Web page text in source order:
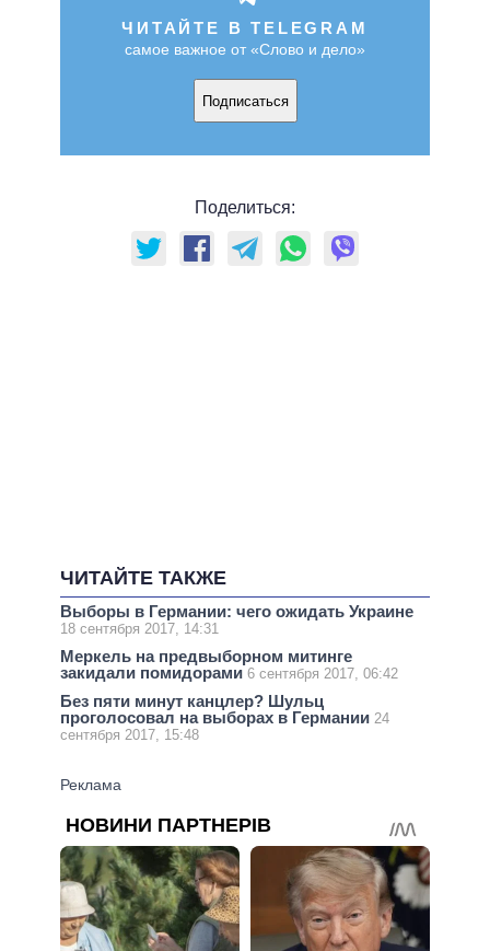
ЧИТАЙТЕ В TELEGRAM
самое важное от «Слово и дело»
Подписаться
Поделиться:
ЧИТАЙТЕ ТАКЖЕ
Выборы в Германии: чего ожидать Украине
18 сентября 2017, 14:31
Меркель на предвыборном митинге
закидали помидорами 6 сентября 2017, 06:42
Без пяти минут канцлер? Шульц
проголосовал на выборах в Германии 24
сентября 2017, 15:48